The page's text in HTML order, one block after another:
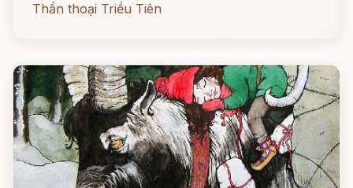
Thần thoại Triều Tiên